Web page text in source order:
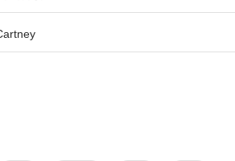
休閒鞋推薦
女鞋品牌介紹
清單